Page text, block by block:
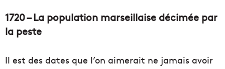
1720 – La population marseillaise décimée par
la peste
Il est des dates que l’on aimerait ne jamais avoir